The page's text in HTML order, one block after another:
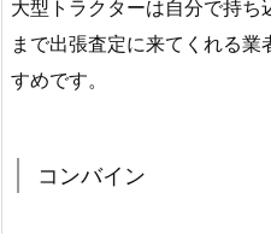
大型トラクターは自分で持
まで出張査定に来てくれる
すめです。
コンバイン